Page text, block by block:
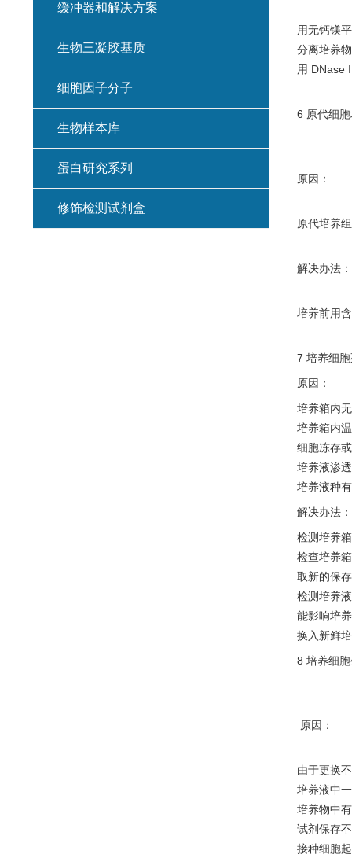
用无钙镁
分离培养
用 DNase
6 原代细
原因：
原代培养
解决办法：
培养前用
7 培养细
原因：
培养箱内
培养箱内
细胞冻存
培养液渗
培养液种
解决办法：
检测培养
检查培养
取新的保
检测培养
能影响培
换入新鲜
8 培养细
原因：
由于更换
培养液中
培养物中
试剂保存
接种细胞
缓冲器和解决方案
生物三凝胶基质
细胞因子分子
生物样本库
蛋白研究系列
修饰检测试剂盒